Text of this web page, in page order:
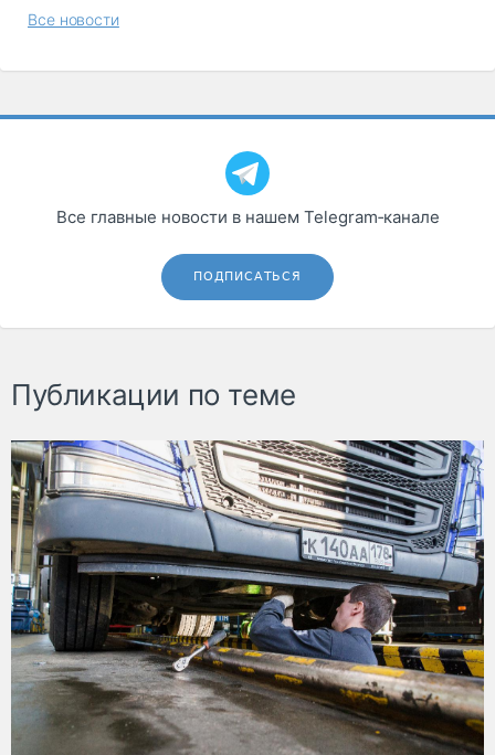
Все новости
Все главные новости в нашем Telegram‑канале
ПОДПИСАТЬСЯ
Публикации по теме